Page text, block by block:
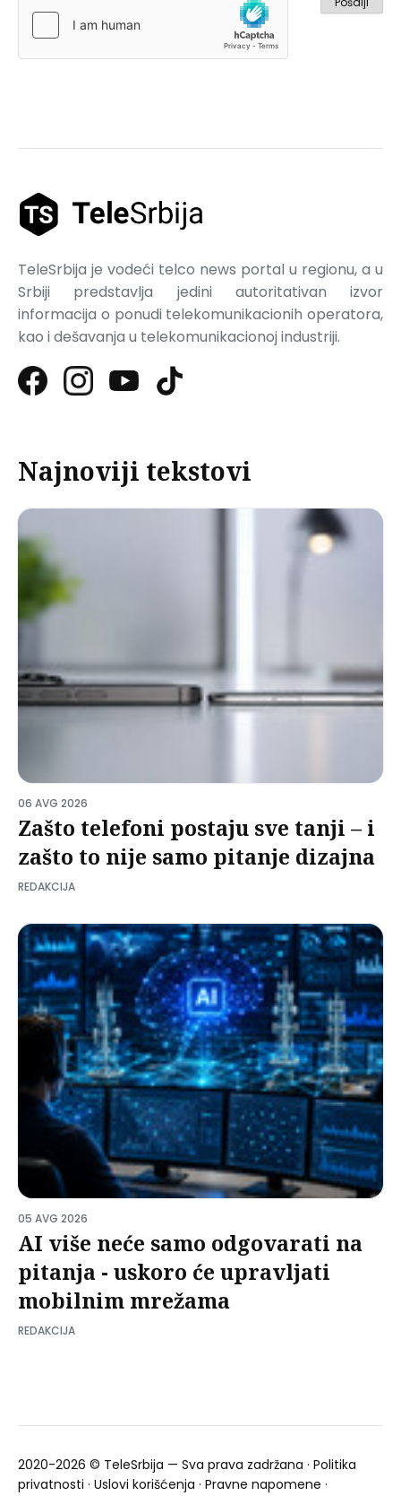
TeleSrbija je vodeći telco news portal u regionu, a u
Srbiji predstavlja jedini autoritativan izvor
informacija o ponudi telekomunikacionih operatora,
kao i dešavanja u telekomunikacionoj industriji.
Najnoviji tekstovi
06 AVG 2026
Zašto telefoni postaju sve tanji – i
zašto to nije samo pitanje dizajna
REDAKCIJA
05 AVG 2026
AI više neće samo odgovarati na
pitanja - uskoro će upravljati
mobilnim mrežama
REDAKCIJA
2020-2026 © TeleSrbija — Sva prava zadržana · Politika
privatnosti · Uslovi korišćenja · Pravne napomene ·